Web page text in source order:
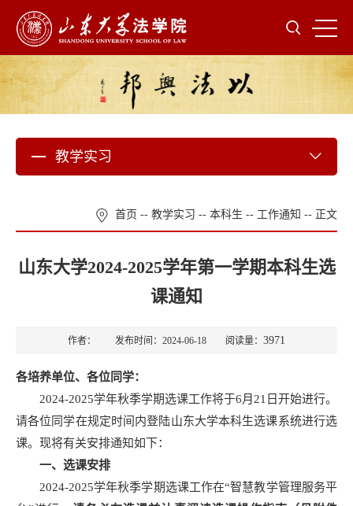
教学实习
首页 -- 教学实习 -- 本科生 -- 工作通知 -- 正文
山东大学2024-2025学年第一学期本科生选
课通知
作者： 发布时间：2024-06-18 阅读量： 3971
各培养单位、各位同学：
2024-2025学年秋季学期选课工作将于6月21日开始进行。
请各位同学在规定时间内登陆山东大学本科生选课系统进行选
课。现将有关安排通知如下：
一、选课安排
2024-2025学年秋季学期选课工作在“智慧教学管理服务平